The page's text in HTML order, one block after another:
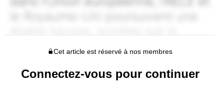
Cet article est réservé à nos membres
Connectez-vous pour continuer